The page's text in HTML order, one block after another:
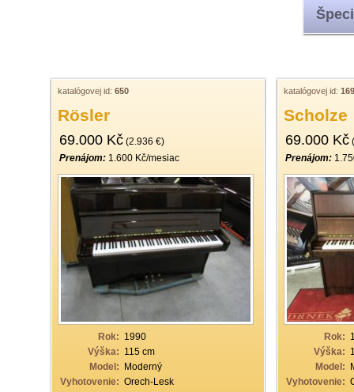
11
12
13
14
15
16
17
18
23
katalógovej id: 650
Rösler
69.000 Kč (2.936 €)
Prenájom: 1.600 Kč/mesiac
Rok: 1990
Výška: 115 cm
Model: Moderný
Vyhotovenie: Orech-Lesk
katalógovej id:
Scholze
69.000 Kč
Prenájom:
Rok:
Výška:
Model:
Vyhotovenie: